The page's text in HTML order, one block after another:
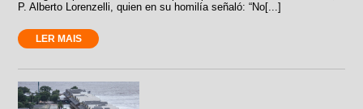
P. Alberto Lorenzelli, quien en su homilía señaló: “No[...]
LER MAIS